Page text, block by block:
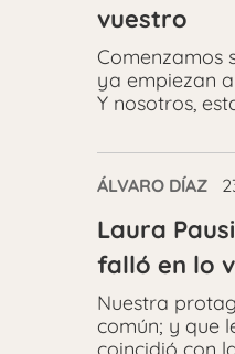
vuestro
Comenzamos
ya empiezan
Y nosotros,
ÁLVARO DÍAZ
Laura
falló en lo
Nuestra
común; y que